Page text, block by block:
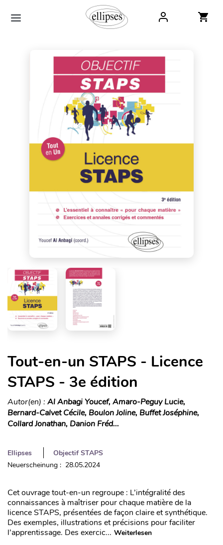
Tout-en-un STAPS - Licence
STAPS - 3e édition
Autor(en) : Al Anbagi Youcef, Amaro-Peguy Lucie,
Bernard-Calvet Cécile, Boulon Joline, Buffet Joséphine,
Collard Jonathan, Danion Fréd...
Ellipses
Objectif STAPS
Neuerscheinung : 28.05.2024
Cet ouvrage tout-en-un regroupe : L’intégralité des
connaissances à maîtriser pour chaque matière de la
licence STAPS, présentées de façon claire et synthétique.
Des exemples, illustrations et précisions pour faciliter
l’apprentissage. Des exercic... Weiterlesen